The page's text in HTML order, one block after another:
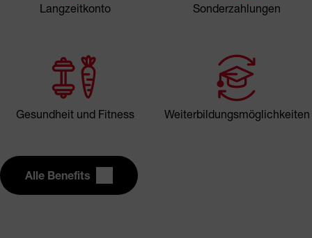
Langzeitkonto Sonderzahlungen
Gesundheit und Fitness Weiterbildungsmöglichkeiten
Alle Benefits